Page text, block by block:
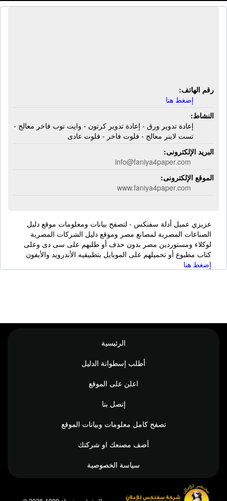
رقم الهاتف:
إضغط هنا
النشاط:
إعادة تدوير ورق - إعادة تدوير كرتون - وايت توب فاخر معالج -
تست لاينر معالج - فلوت فاخر - فلوت عادى
البريد الإلكترونى:
info@faniya4paper.com
الموقع الإلكترونى:
www.faniya4paper.com
عزيزي عميل أدلة سفنكس - لتصفح بيانات ومعلومات موقع دليل
الصناعات المصرية لمصانع مصر وموقع دليل الشركات المصرية
لوكلاء ومستوردين مصر بدون حذف أو طلبهم على سى دى وعلى
كتاب مطبوع أو تحميلهم على الموبايل بتطبيقيه الأندرويد والأيفون
إضغط هنا
الرئيسية
أطلب إسطوانة الدليل
اعلن على الموقع
إتصل بنا
تصفح كامل معلومات وبيانات الموقع
أضف مصنعك او شركتك
سياسة الخصوصية